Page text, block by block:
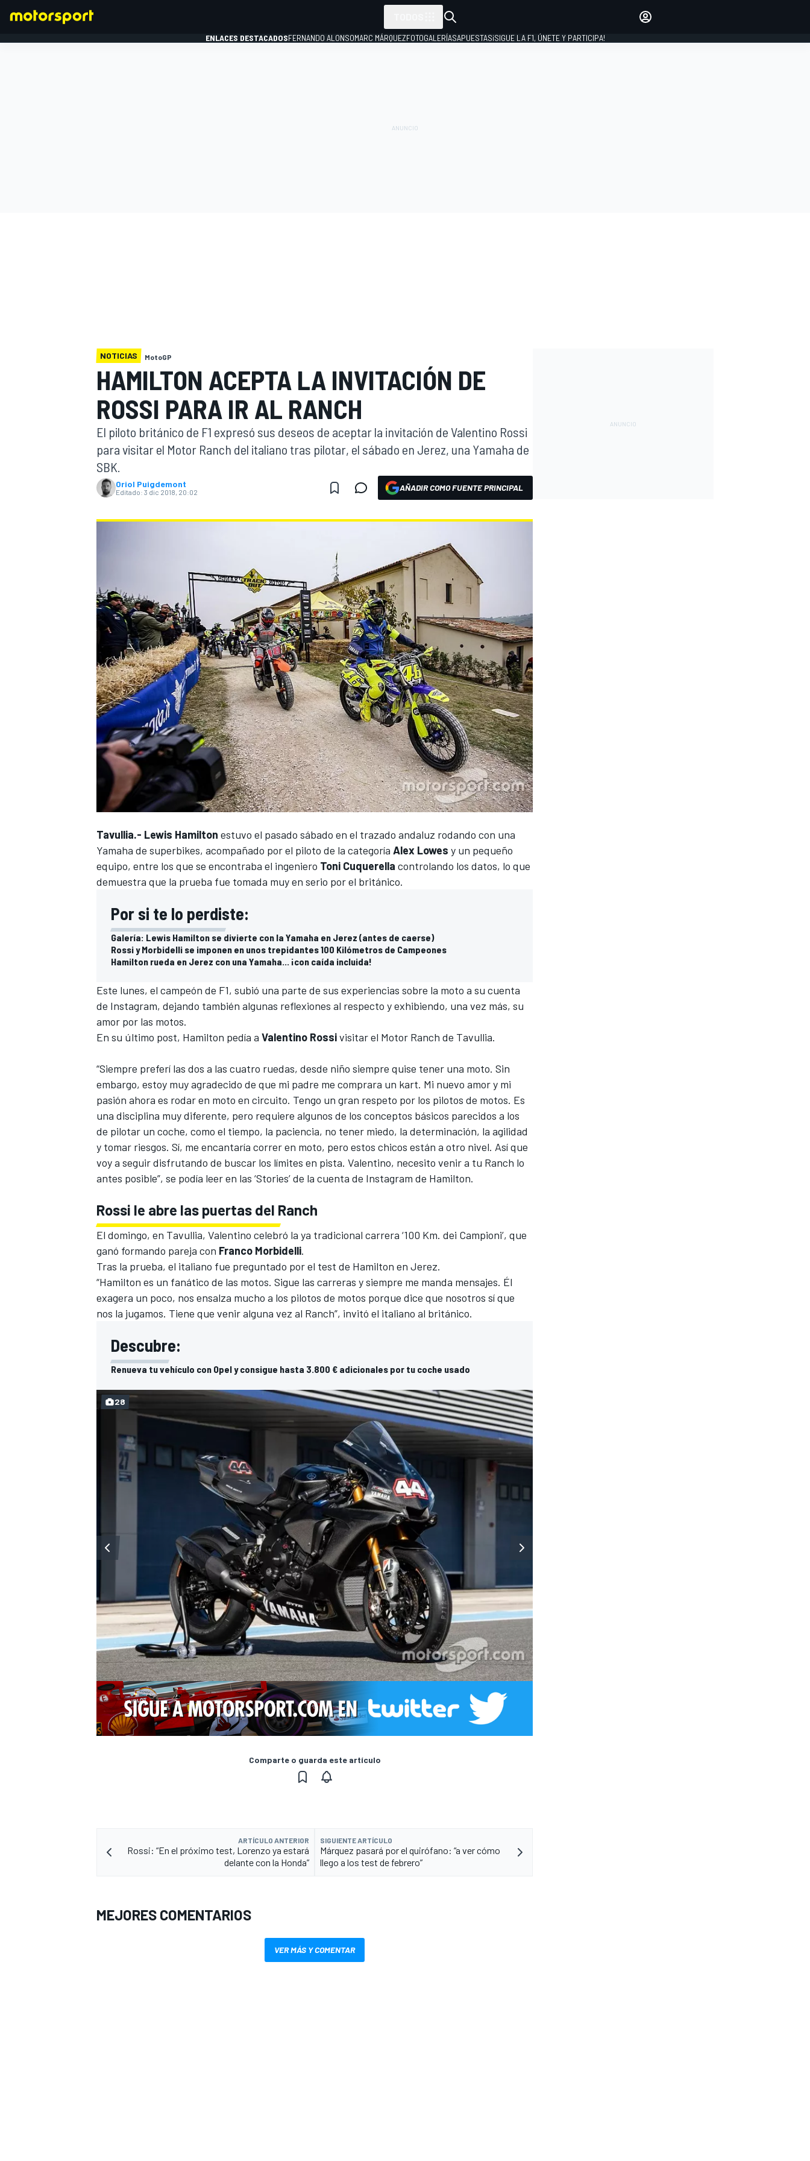
WEC
MÁS CATEGORÍAS
ENLACES DESTACADOSFERNANDO ALONSOMARC MÁRQUEZFOTOGALERÍASAPUESTAS¡SIGUE LA F1, ÚNETE Y PARTICIPA!
NOTICIAS MotoGP
HAMILTON ACEPTA LA INVITACIÓN DE
ROSSI PARA IR AL RANCH
El piloto británico de F1 expresó sus deseos de aceptar la invitación de Valentino Rossi
para visitar el Motor Ranch del italiano tras pilotar, el sábado en Jerez, una Yamaha de
SBK.
Oriol Puigdemont
Editado: 3 dic 2018, 20:02 AÑADIR COMO FUENTE PRINCIPAL
Tavullia.- Lewis Hamilton estuvo el pasado sábado en el trazado andaluz rodando con una
Yamaha de superbikes, acompañado por el piloto de la categoría Alex Lowes y un pequeño
equipo, entre los que se encontraba el ingeniero Toni Cuquerella controlando los datos, lo que
demuestra que la prueba fue tomada muy en serio por el británico.
Por si te lo perdiste:
Galería: Lewis Hamilton se divierte con la Yamaha en Jerez (antes de caerse)
Rossi y Morbidelli se imponen en unos trepidantes 100 Kilómetros de Campeones
Hamilton rueda en Jerez con una Yamaha... ¡con caída incluida!
Este lunes, el campeón de F1, subió una parte de sus experiencias sobre la moto a su cuenta
de Instagram, dejando también algunas reflexiones al respecto y exhibiendo, una vez más, su
amor por las motos.
En su último post, Hamilton pedía a Valentino Rossivisitar el Motor Ranch de Tavullia.
“Siempre preferí las dos a las cuatro ruedas, desde niño siempre quise tener una moto. Sin
embargo, estoy muy agradecido de que mi padre me comprara un kart. Mi nuevo amor y mi
pasión ahora es rodar en moto en circuito. Tengo un gran respeto por los pilotos de motos. Es
una disciplina muy diferente, pero requiere algunos de los conceptos básicos parecidos a los
de pilotar un coche, como el tiempo, la paciencia, no tener miedo, la determinación, la agilidad
y tomar riesgos. Sí, me encantaría correr en moto, pero estos chicos están a otro nivel. Así que
voy a seguir disfrutando de buscar los límites en pista. Valentino, necesito venir a tu Ranch lo
antes posible”, se podía leer en las ‘Stories’de la cuenta de Instagram de Hamilton.
Rossi le abre las puertas del Ranch
El domingo, en Tavullia, Valentino celebró la ya tradicional carrera ‘100 Km. dei Campioni’, que
ganó formando pareja con Franco Morbidelli.
Tras la prueba, el italiano fue preguntado por el test de Hamilton en Jerez.
“Hamilton es un fanático de las motos. Sigue las carreras y siempre me manda mensajes. Él
exagera un poco, nos ensalza mucho a los pilotos de motos porque dice que nosotros sí que
nos la jugamos. Tiene que venir alguna vez al Ranch”, invitó el italiano al británico.
Descubre:
Renueva tu vehículo con Opel y consigue hasta 3.800 € adicionales por tu coche usado
28
Comparte o guarda este artículo
ARTÍCULO ANTERIOR
Rossi: “En el próximo test, Lorenzo ya estará
delante con la Honda”
SIGUIENTE ARTÍCULO
Márquez pasará por el quirófano: “a ver cómo
llego a los test de febrero”
MEJORES COMENTARIOS
VER MÁS Y COMENTAR